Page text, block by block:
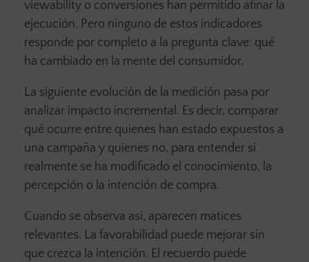
viewability o conversiones han permitido afinar la
ejecución. Pero ninguno de estos indicadores
responde por completo a la pregunta clave: qué
ha cambiado en la mente del consumidor.
La siguiente evolución de la medición pasa por
analizar impacto incremental. Es decir, comparar
qué ocurre entre quienes han estado expuestos a
una campaña y quienes no, para entender si
realmente se ha modificado el conocimiento, la
percepción o la intención de compra.
Cuando se observa así, aparecen matices
relevantes. La favorabilidad puede mejorar sin
que crezca la intención. El recuerdo puede